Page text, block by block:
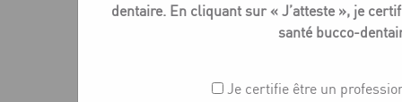
dentaire. En cliquant sur « J’atteste », je
santé bucco-
Je certifie être un